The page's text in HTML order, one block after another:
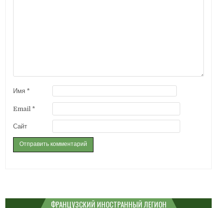
Имя *
Email *
Сайт
ФРАНЦУЗСКИЙ ИНОСТРАННЫЙ ЛЕГИОН